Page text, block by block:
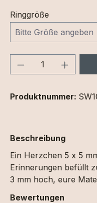
Ringgröße
Produkt
Produktnummer:
Beschreibung
Ein Herzchen 5 x 5
Erinnerungen befüllt
3 mm hoch, eure
Bewertungen